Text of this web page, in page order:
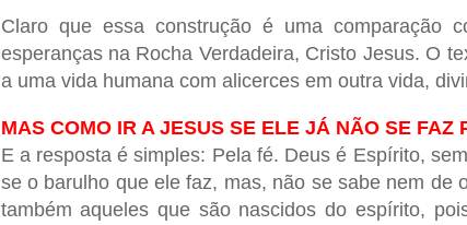
Claro que essa construção é uma
esperanças na Rocha Verdadeira, Cristo Jesus. O
a uma vida humana com alicerces em outra vida,
MAS COMO IR A JESUS SE ELE JÁ NÃO SE FAZ
E a resposta é simples: Pela fé. Deus é Espírito,
se o barulho que ele faz, mas, não se sabe nem
também aqueles que são nascidos do espírito,